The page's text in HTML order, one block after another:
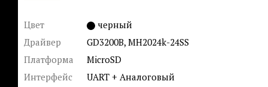
Цвет
черный
Драйвер
GD3200B, MH2024k-24SS
Платформа
MicroSD
Интерфейс
UART + Аналоговый